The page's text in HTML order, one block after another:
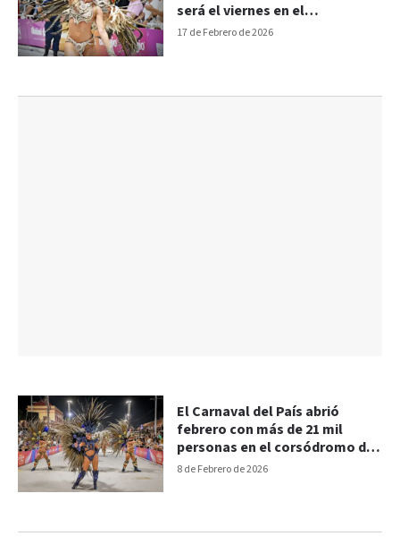
17 de Febrero de 2026
será el viernes en el
corsódromo
8 de Febrero de 2026
El Carnaval del País abrió
febrero con más de 21 mil
personas en el corsódromo de
Gualeguaychú